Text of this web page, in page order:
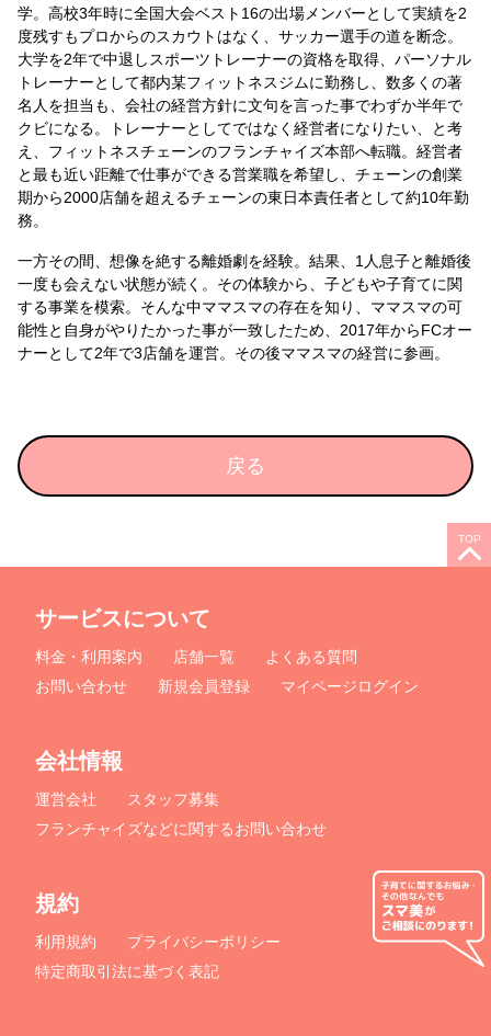
学。高校3年時に全国大会ベスト16の出場メンバーとして実績を2
度残すもプロからのスカウトはなく、サッカー選手の道を断念。
大学を2年で中退しスポーツトレーナーの資格を取得、パーソナル
トレーナーとして都内某フィットネスジムに勤務し、数多くの著
名人を担当も、会社の経営方針に文句を言った事でわずか半年で
クビになる。トレーナーとしてではなく経営者になりたい、と考
え、フィットネスチェーンのフランチャイズ本部へ転職。経営者
と最も近い距離で仕事ができる営業職を希望し、チェーンの創業
期から2000店舗を超えるチェーンの東日本責任者として約10年勤
務。
一方その間、想像を絶する離婚劇を経験。結果、1人息子と離婚後
一度も会えない状態が続く。その体験から、子どもや子育てに関
する事業を模索。そんな中ママスマの存在を知り、ママスマの可
能性と自身がやりたかった事が一致したため、2017年からFCオー
ナーとして2年で3店舗を運営。その後ママスマの経営に参画。
戻る
TOP
サービスについて
料金・利用案内 店舗一覧
よくある質問
お問い合わせ
新規会員登録 マイページログイン
会社情報
運営会社
スタッフ募集
フランチャイズなどに関するお問い合わせ
規約
利用規約
プライバシーポリシー
特定商取引法に基づく表記